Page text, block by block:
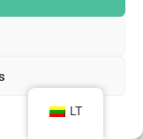
co
riv
LT